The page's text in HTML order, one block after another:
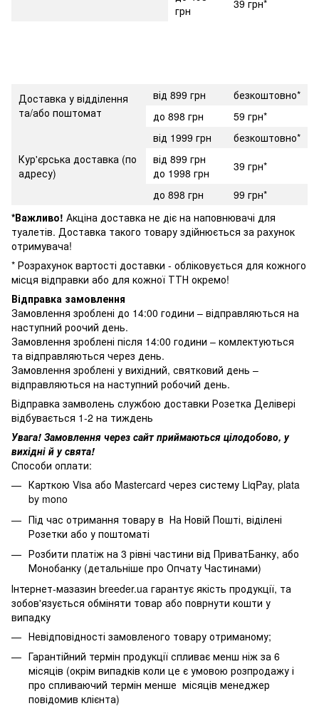
грн
39 грн*
Доставка у відділення
та/або поштомат
від 899 грн
безкоштовно*
до 898 грн
59 грн*
Кур'єрська доставка (по
адресу)
від 1999 грн
безкоштовно*
від 899 грн
до 1998 грн
39 грн*
до 898 грн
99 грн*
*Важливо! Акціна доставка не діє на наповнювачі для
туалетів. Доставка такого товару здійнюється за рахунок
отримувача!
* Розрахунок вартості доставки - обліковується для кожного
місця відправки або для кожної ТТН окремо!
Відправка замовлення
Замовлення зроблені до 14:00 години – відправляються на
наступний роочий день.
Замовлення зроблені після 14:00 години – комлектуються
та відправляються через день.
Замовлення зроблені у вихідний, святковий день –
відправляються на наступний робочий день.
Відправка замволень службою доставки Розетка Делівері
відбувається 1-2 на тиждень
Увага! Замовлення через сайт приймаються цілодобово, у
вихідні й у свята!
Способи оплати:
Карткою Visa або Mastercard через систему LiqPay, plata
by mono
Під час отримання товару в На Новій Пошті, віділені
Розетки або у поштоматі
Розбити платіж на 3 рівні частини від ПриватБанку, або
Монобанку (детальніше про Опчату Частинами)
Інтернет-мазазин breeder.ua гарантує якість продукції, та
зобов'язується обміняти товар або поврнути кошти у
випадку
Невідповідності замовленого товару отриманому;
Гарантійний термін продукції спливає менш ніж за 6
місяців (окрім випадків коли це є умовою розпродажу і
про спливаючий термін менше місяців менеджер
повідомив клієнта)